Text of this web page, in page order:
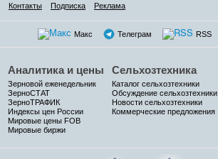
Контакты
Подписка Реклама
Макс Телеграм RSS
Аналитика и цены
Зерновой еженедельник
ЗерноСТАТ
ЗерноТРАФИК
Индексы цен России
Мировые цены FOB
Мировые биржи
Сельхозтехника
Каталог сельхозтехники
Обсуждение сельхозтехники
Новости сельхозтехники
Коммерческие предложения